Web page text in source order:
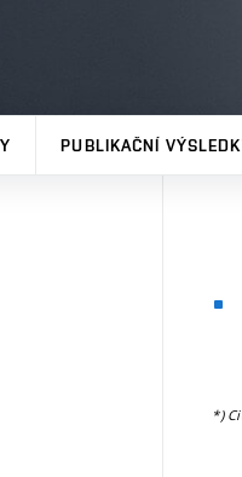
PUBLIKAČNÍ
*)